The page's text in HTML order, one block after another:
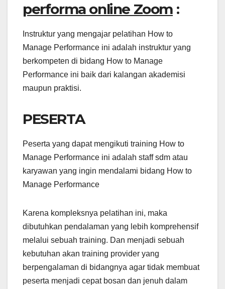
performa online Zoom :
Instruktur yang mengajar pelatihan How to
Manage Performance ini adalah instruktur yang
berkompeten di bidang How to Manage
Performance ini baik dari kalangan akademisi
maupun praktisi.
PESERTA
Peserta yang dapat mengikuti training How to
Manage Performance ini adalah staff sdm atau
karyawan yang ingin mendalami bidang How to
Manage Performance
Karena kompleksnya pelatihan ini, maka
dibutuhkan pendalaman yang lebih komprehensif
melalui sebuah training. Dan menjadi sebuah
kebutuhan akan training provider yang
berpengalaman di bidangnya agar tidak membuat
peserta menjadi cepat bosan dan jenuh dalam